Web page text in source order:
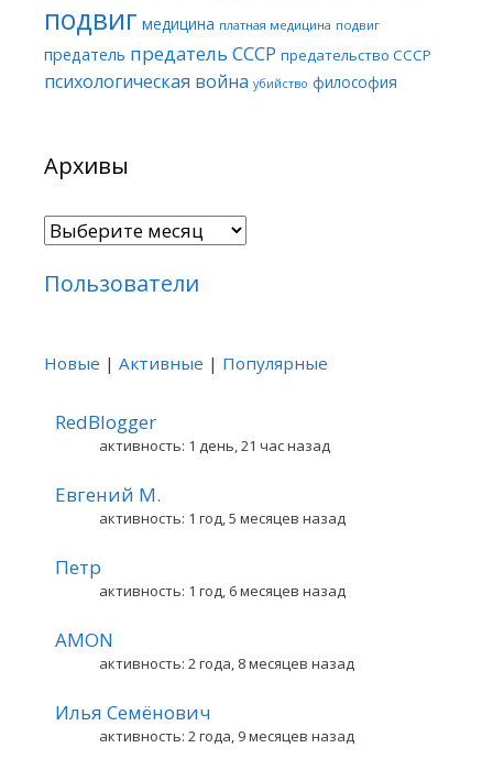
подвиг медицина платная медицина подвиг
предатель предатель СССР предательство СССР
психологическая война убийство философия
Архивы
Архивы
Пользователи
Новые | Активные | Популярные
RedBlogger
активность: 1 день, 21 час назад
Евгений М.
активность: 1 год, 5 месяцев назад
Петр
активность: 1 год, 6 месяцев назад
AMON
активность: 2 года, 8 месяцев назад
Илья Семёнович
активность: 2 года, 9 месяцев назад